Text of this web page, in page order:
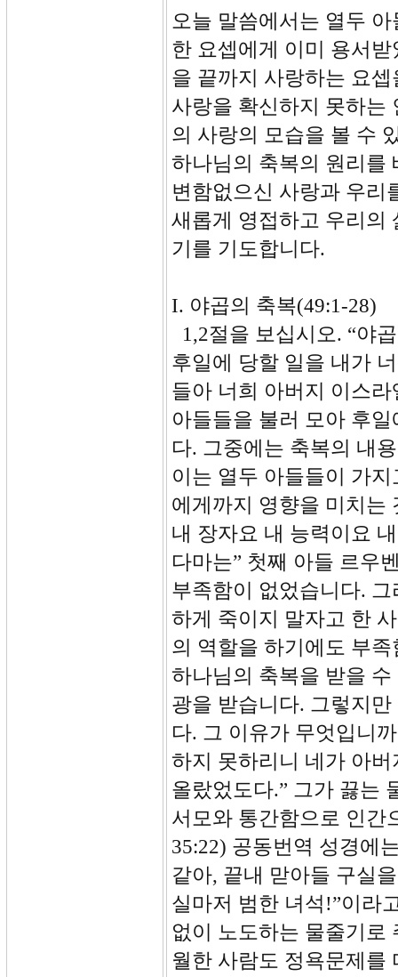
오늘 말씀에서는 열두
한 요셉에게 이미 용서
을 끝까지 사랑하는 요
사랑을 확신하지 못하는
의 사랑의 모습을 볼 수
하나님의 축복의 원리를
변함없으신 사랑과 우리
새롭게 영접하고 우리의
기를 기도합니다.
I. 야곱의 축복(49:1-28)
1,2절을 보십시오. “야
후일에 당할 일을 내가
들아 너희 아버지 이스
아들들을 불러 모아 후
다. 그중에는 축복의 내
이는 열두 아들들이 가
에게까지 영향을 미치는
내 장자요 내 능력이요
다마는” 첫째 아들 르우
부족함이 없었습니다.
하게 죽이지 말자고 한
의 역할을 하기에도 부
하나님의 축복을 받을
광을 받습니다. 그렇지
다. 그 이유가 무엇입니
하지 못하리니 네가 아
올랐었도다.” 그가 끓는
서모와 통간함으로 인간
35:22) 공동번역 성경에
같아, 끝내 맏아들 구실
실마저 범한 녀석!”이라
없이 노도하는 물줄기로
월한 사람도 정욕문제를